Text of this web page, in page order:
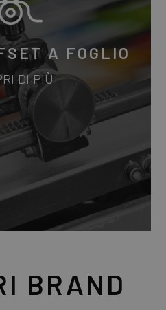
A FOGLIO
DI PIÙ
BRAND